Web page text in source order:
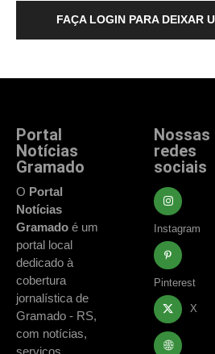
FAÇA LOGIN PARA DEIXAR
Portal
Notícias
Gramado
O Portal
Notícias
Gramado é um
portal local
dedicado à
cobertura
jornalística de
Gramado - RS,
com notícias,
Nossas
redes
sociais
Instagram
Pinterest
X